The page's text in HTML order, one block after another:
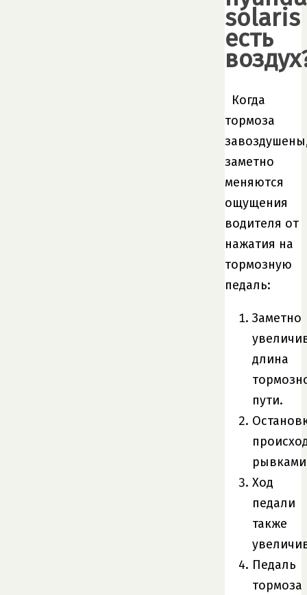
solaris
есть
Когда
тормоза
заметно
меняются
ощущения
водителя от
нажатия на
тормозную
педаль:
Заметно
длина
пути.
Ход
педали
также
Педаль
тормоза